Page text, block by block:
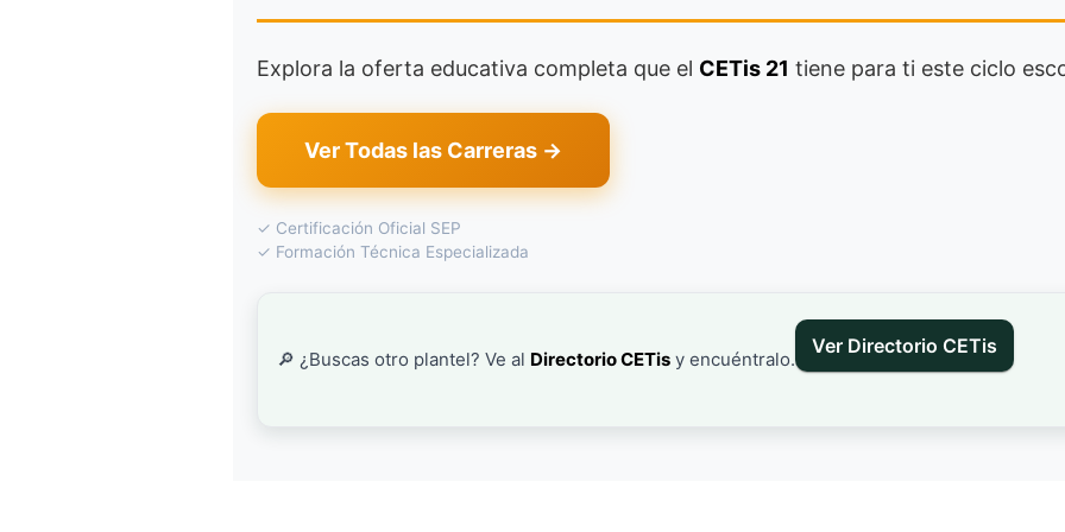
Explora la oferta educativa completa que el CETis 21 tiene para ti este ciclo
Ver Todas las Carreras →
✓ Certificación Oficial SEP
✓ Formación Técnica Especializada
🔎 ¿Buscas otro plantel? Ve al Directorio CETis y encuéntralo.
Ver Directorio CETis